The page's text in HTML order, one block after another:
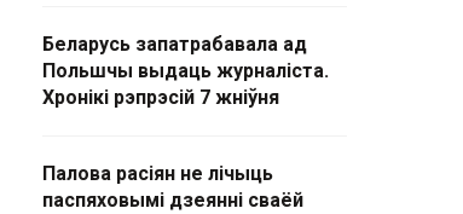
Беларусь запатрабавала ад
Польшчы выдаць журналіста.
Хронікі рэпрэсій 7 жніўня
Палова расіян не лічыць
паспяховымі дзеянні сваёй